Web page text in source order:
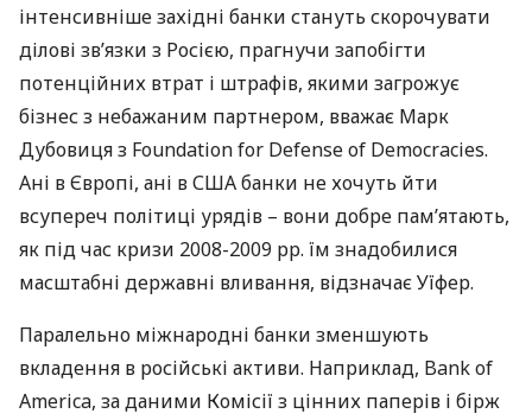
інтенсивніше західні банки стануть скорочувати
ділові зв’язки з Росією, прагнучи запобігти
потенційних втрат і штрафів, якими загрожує
бізнес з небажаним партнером, вважає Марк
Дубовиця з Foundation for Defense of Democracies.
Ані в Європі, ані вСШАбанки не хочуть йти
всупереч політиці урядів – вони добре пам’ятають,
як під час кризи 2008-2009 рр. їм знадобилися
масштабні державні вливання, відзначає Уїфер.
Паралельно міжнародні банки зменшують
вкладення в російські активи. Наприклад, Bank of
America, за даними Комісії з цінних паперів і бірж